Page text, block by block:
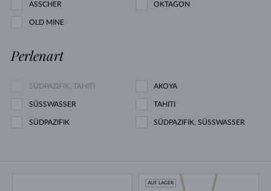
ASSCHER OKTAGON
OLD MINE
Perlenart
SÜDPAZIFIK, TAHITI AKOYA
SÜSSWASSER TAHITI
SÜDPAZIFIK SÜDPAZIFIK, SÜSSWASSER
AUF LAGER